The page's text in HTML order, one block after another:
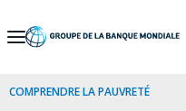
Skip
Navigation
COMPRENDRE LA PAUVRETÉ